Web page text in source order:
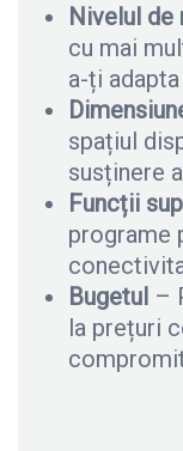
Nivelul de
cu mai
a-ți
spațiul
susținere
Funcții
programe
Bugetul –
la prețuri